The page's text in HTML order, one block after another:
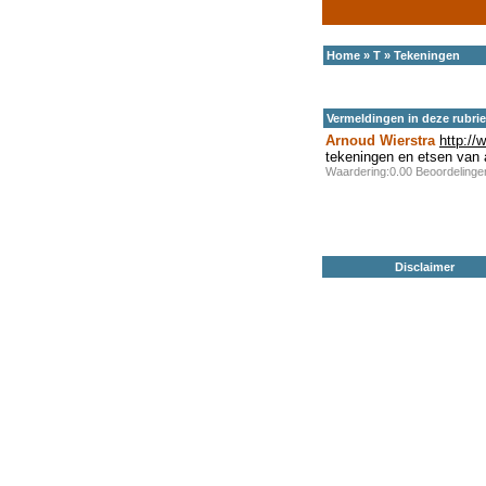
Home » T » Tekeningen
Vermeldingen in deze
Arnoud Wierstra http://
tekeningen en etsen van
Waardering:0.00
Disclaimer